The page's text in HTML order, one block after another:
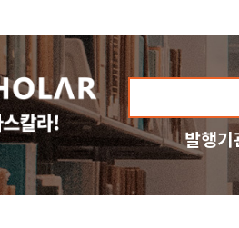
발행기